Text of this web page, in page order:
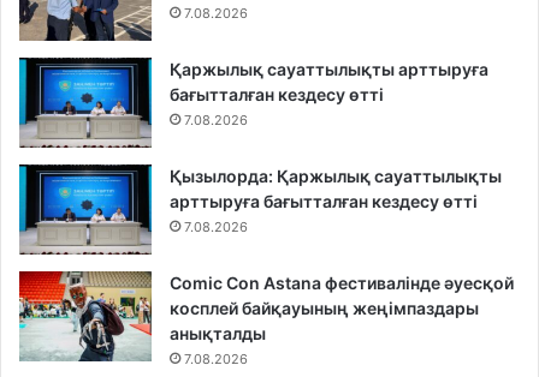
7.08.2026
Қаржылық сауаттылықты арттыруға
бағытталған кездесу өтті
7.08.2026
Қызылорда: Қаржылық сауаттылықты
арттыруға бағытталған кездесу өтті
7.08.2026
Comic Con Astana фестивалінде әуесқой
косплей байқауының жеңімпаздары
анықталды
7.08.2026